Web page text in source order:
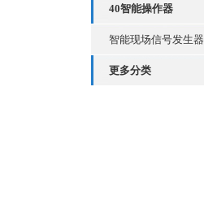
40智能操作器
智能现场信号发生器
更多分类